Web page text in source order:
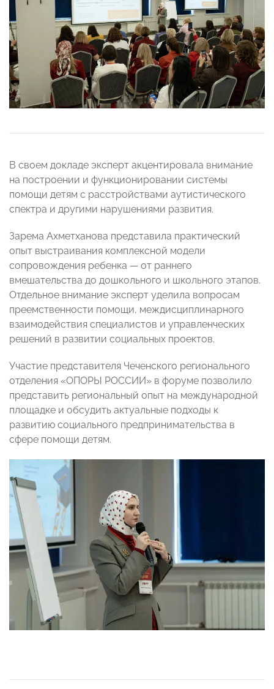
В своем докладе эксперт акцентировала внимание
на построении и функционировании системы
помощи детям с расстройствами аутистического
спектра и другими нарушениями развития.
Зарема Ахметханова представила практический
опыт выстраивания комплексной модели
сопровождения ребенка — от раннего
вмешательства до дошкольного и школьного этапов.
Отдельное внимание эксперт уделила вопросам
преемственности помощи, междисциплинарного
взаимодействия специалистов и управленческих
решений в развитии социальных проектов.
Участие представителя Чеченского регионального
отделения «ОПОРЫ РОССИИ» в форуме позволило
представить региональный опыт на международной
площадке и обсудить актуальные подходы к
развитию социального предпринимательства в
сфере помощи детям.